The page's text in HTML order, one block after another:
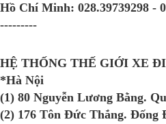
Hồ Chí Minh: 028.39739298 -
---------
HỆ THỐNG THẾ GIỚI XE
*Hà Nội
(1) 80 Nguyễn Lương Bằng.
(2) 176 Tôn Đức Thắng. Đống